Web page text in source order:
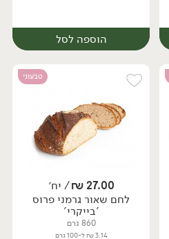
הוספה לסל
יח׳
טבעוני
27.00
₪/ יח׳
לחם שאור גרמני פרוס
'בייקרי'
860 גרם
3.14 ₪ ל-100 גרם